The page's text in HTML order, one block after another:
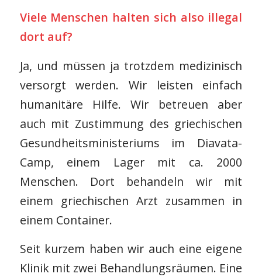
Viele Menschen halten sich also illegal
dort auf?
Ja, und müssen ja trotzdem medizinisch
versorgt werden. Wir leisten einfach
humanitäre Hilfe. Wir betreuen aber
auch mit Zustimmung des griechischen
Gesundheitsministeriums im Diavata-
Camp, einem Lager mit ca. 2000
Menschen. Dort behandeln wir mit
einem griechischen Arzt zusammen in
einem Container.
Seit kurzem haben wir auch eine eigene
Klinik mit zwei Behandlungsräumen. Eine